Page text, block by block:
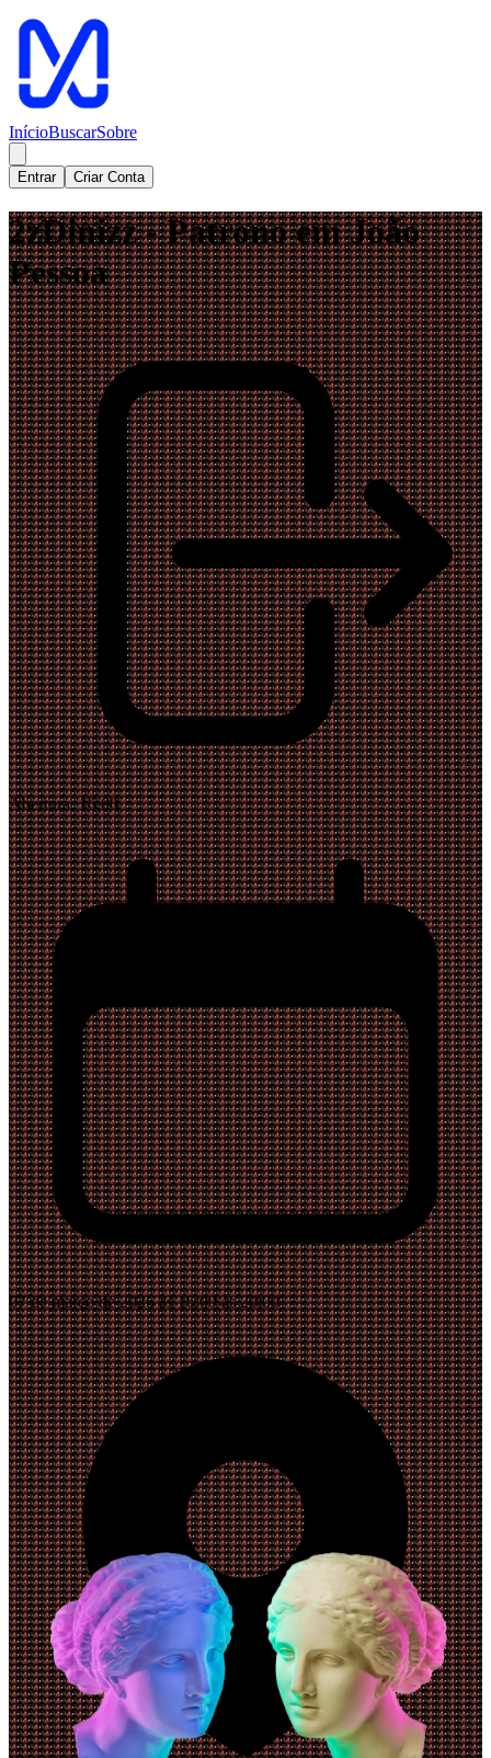
InícioBuscarSobre
Entrar Criar Conta
2zDinizz - Patrono em João
Pessoa
Abertura:16:00
07 de março de 2026 às 16:00 às 20:00